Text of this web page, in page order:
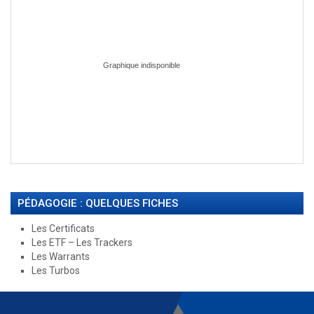
PÉDAGOGIE : QUELQUES FICHES
Les Certificats
Les ETF – Les Trackers
Les Warrants
Les Turbos